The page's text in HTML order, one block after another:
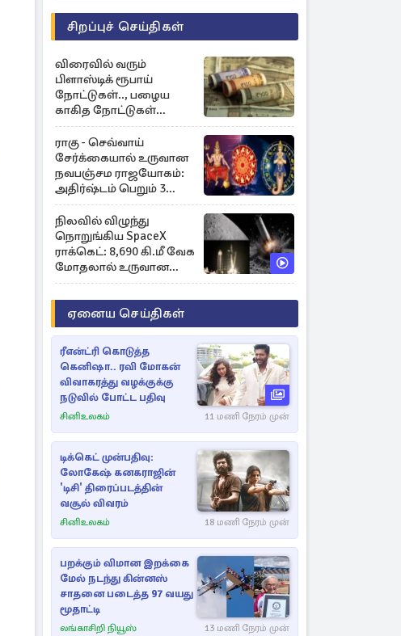
சிறப்புச் செய்திகள்
விரைவில் வரும்
பிளாஸ்டிக் ரூபாய்
நோட்டுகள்.., பழைய
காகித நோட்டுகள்
செல்லுமா?
ராகு - செவ்வாய்
சேர்க்கையால் உருவான
நவபஞ்சம ராஜயோகம்:
அதிர்ஷ்டம் பெறும் 3
ராசிகள்!
நிலவில் விழுந்து
நொறுங்கிய SpaceX
ராக்கெட்: 8,690 கி.மீ வேக
மோதலால் உருவான
புதிய பள்ளம்!
ஏனைய செய்திகள்
ரீஎன்ட்ரி கொடுத்த
கெனிஷா.. ரவி மோகன்
விவாகரத்து வழக்குக்கு
நடுவில் போட்ட பதிவு
சினிஉலகம் 11 மணி நேரம் முன்
டிக்கெட் முன்பதிவு:
லோகேஷ் கனகராஜின்
'டிசி' திரைப்படத்தின்
வசூல் விவரம்
சினிஉலகம் 18 மணி நேரம் முன்
பறக்கும் விமான இறக்கை
மேல் நடந்து கின்னஸ்
சாதனை படைத்த 97 வயது
மூதாட்டி
லங்காசிறி நியூஸ் 13 மணி நேரம் முன்